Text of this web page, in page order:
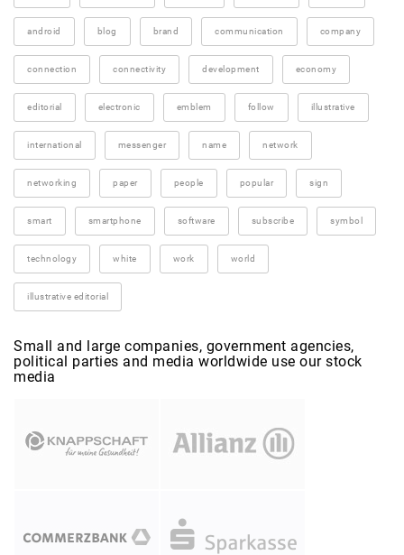
android blog brand communication company
connection connectivity development economy
editorial electronic emblem follow illustrative
international messenger name network
networking paper people popular sign
smart smartphone software subscribe symbol
technology white work world
illustrative editorial
Small and large companies, government agencies,
political parties and media worldwide use our stock
media